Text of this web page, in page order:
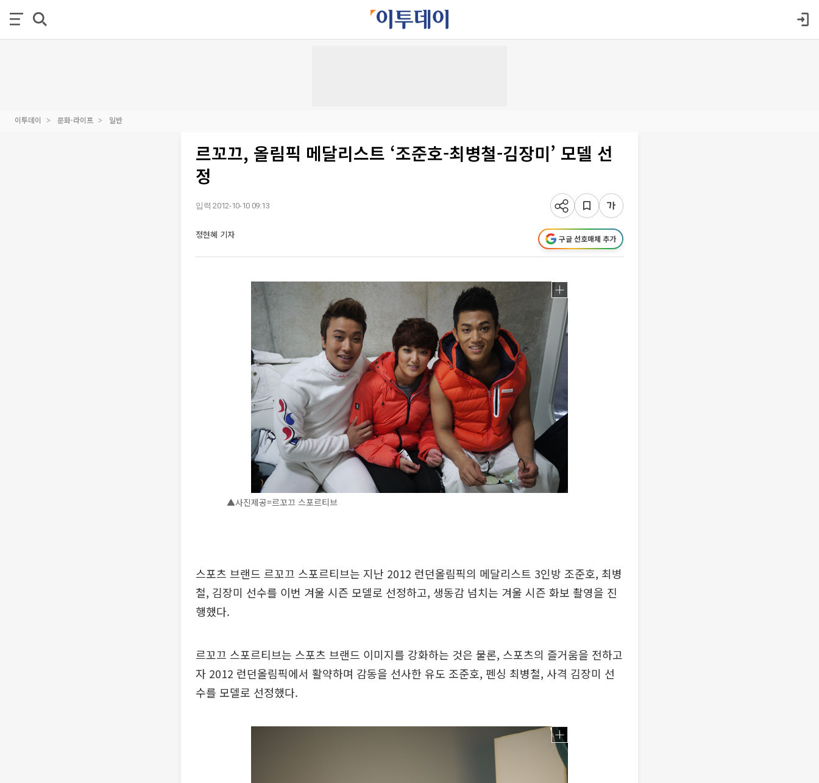
이투데이 문화·라이프 일반
르꼬끄, 올림픽 메달리스트 ‘조준호-최병철-김장미’ 모델 선
정
입력 2012-10-10 09:13
정현혜 기자 구글 선호매체 추가
▲사진제공=르꼬끄 스포르티브
스포츠 브랜드 르꼬끄 스포르티브는 지난 2012 런던올림픽의 메달리스트 3인방 조준호, 최병
철, 김장미 선수를 이번 겨울 시즌 모델로 선정하고, 생동감 넘치는 겨울 시즌 화보 촬영을 진
행했다.
르꼬끄 스포르티브는 스포츠 브랜드 이미지를 강화하는 것은 물론, 스포츠의 즐거움을 전하고
자 2012 런던올림픽에서 활약하며 감동을 선사한 유도 조준호, 펜싱 최병철, 사격 김장미 선
수를 모델로 선정했다.